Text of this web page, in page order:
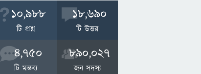
10,988
টি প্রশ্ন
18,690
টি উত্তর
4,750
টি মন্তব্য
890,027
জন সদস্য